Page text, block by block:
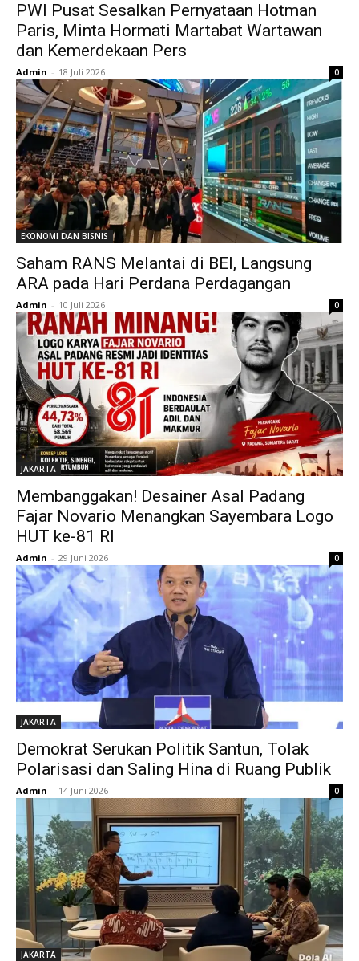
PWI Pusat Sesalkan Pernyataan Hotman
Paris, Minta Hormati Martabat Wartawan
dan Kemerdekaan Pers
Admin - 18 Juli 2026 0
EKONOMI DAN BISNIS
Saham RANS Melantai di BEI, Langsung
ARA pada Hari Perdana Perdagangan
Admin - 10 Juli 2026 0
JAKARTA
Membanggakan! Desainer Asal Padang
Fajar Novario Menangkan Sayembara Logo
HUT ke-81 RI
Admin - 29 Juni 2026 0
JAKARTA
Demokrat Serukan Politik Santun, Tolak
Polarisasi dan Saling Hina di Ruang Publik
Admin - 14 Juni 2026 0
JAKARTA